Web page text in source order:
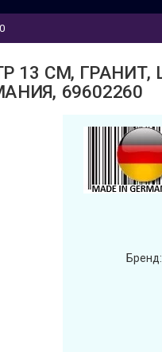
СМ, ГРАНИТ,
69602260
Бренд: